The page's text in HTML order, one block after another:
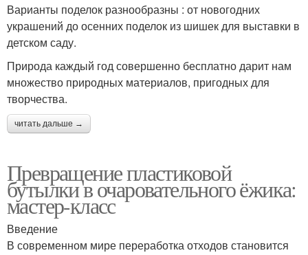
Варианты поделок разнообразны : от новогодних
украшений до осенних поделок из шишек для выставки в
детском саду.
Природа каждый год совершенно бесплатно дарит нам
множество природных материалов, пригодных для
творчества.
читать дальше →
Превращение пластиковой
бутылки в очаровательного ёжика:
мастер-класс
Введение
В современном мире переработка отходов становится